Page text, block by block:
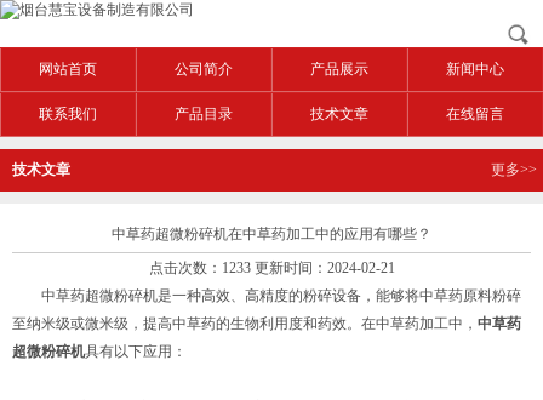
网站首页 公司简介 产品展示 新闻中心
联系我们 产品目录 技术文章 在线留言
技术文章 更多>>
中草药超微粉碎机在中草药加工中的应用有哪些？
点击次数：1233 更新时间：2024-02-21
中草药超微粉碎机是一种高效、高精度的粉碎设备，能够将中草药原料粉碎
至纳米级或微米级，提高中草药的生物利用度和药效。在中草药加工中， 中草药
超微粉碎机具有以下应用：